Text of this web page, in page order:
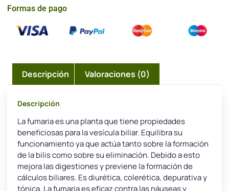
Formas de pago
Descripción Valoraciones (0)
Descripción
La fumaria es una planta que tiene propiedades
beneficiosas para la vesícula biliar. Equilibra su
funcionamiento ya que actúa tanto sobre la formación
de la bilis como sobre su eliminación. Debido a esto
mejora las digestiones y previene la formación de
cálculos biliares. Es diurética, colerética, depurativa y
tónica. La fumaria es eficaz contra las náuseas y